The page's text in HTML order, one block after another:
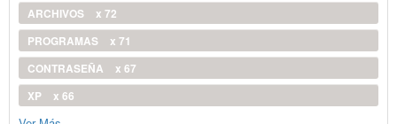
ARCHIVOS
x 72
PROGRAMAS
x 71
CONTRASEÑA
x 67
XP
x 66